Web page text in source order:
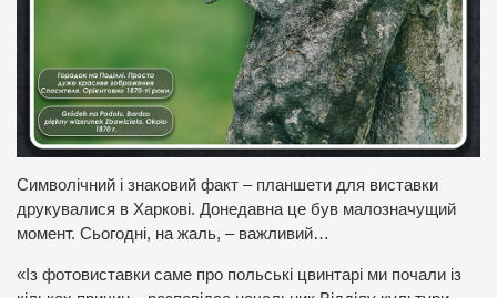
Символічний і знаковий факт – планшети для виставки
друкувалися в Харкові. Донедавна це був малозначущий
момент. Сьогодні, на жаль, – важливий…
«Із фотовиставки саме про польські цвинтарі ми почали із